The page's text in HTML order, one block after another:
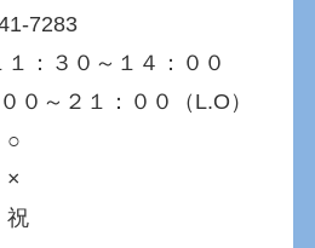
7283
：３０～１４：００
０～２１：００（L.O）
○
×